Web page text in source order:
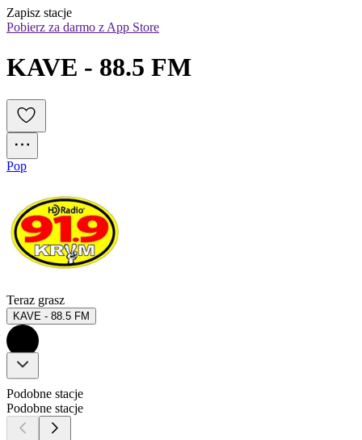
Zapisz stacje
Pobierz za darmo z App Store
KAVE - 88.5 FM
Pop
Teraz grasz
KAVE - 88.5 FM
Podobne stacje
Podobne stacje